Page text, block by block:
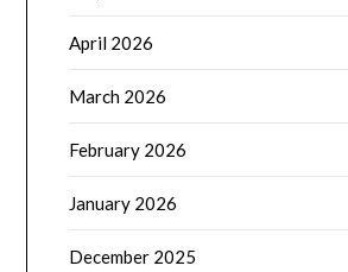
April 2026
March 2026
February 2026
January 2026
December 2025